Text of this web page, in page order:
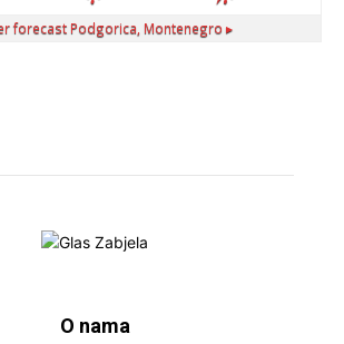
forecast Podgorica, Montenegro ▸
O nama